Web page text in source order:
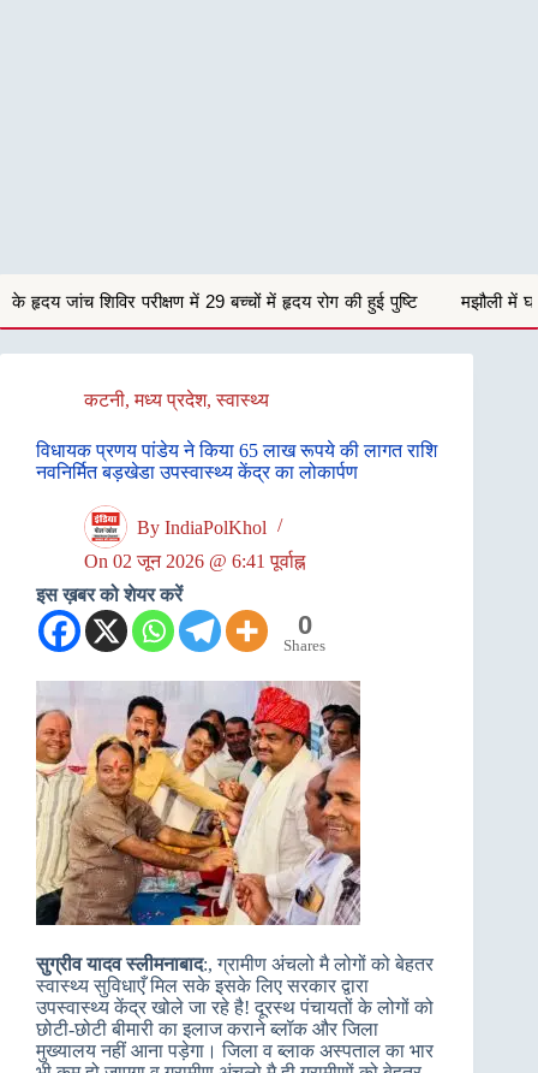
में 29 बच्चों में हृदय रोग की हुई पुष्टि मझौली में घर के सामने खड़ी बोलेरो
कटनी,मध्य प्रदेश,स्वास्थ्य
विधायक प्रणय पांडेय ने किया 65 लाख रूपये की लागत राशि
नवनिर्मित बड़खेडा उपस्वास्थ्य केंद्र का लोकार्पण
By IndiaPolKhol
On 02 जून 2026 @ 6:41 पूर्वाह्न
इस ख़बर को शेयर करें
0
Shares
सुग्रीव यादव स्लीमनाबाद:, ग्रामीण अंचलो मै लोगों को बेहतर
स्वास्थ्य सुविधाएँ मिल सके इसके लिए सरकार द्वारा
उपस्वास्थ्य केंद्र खोले जा रहे है! दूरस्थ पंचायतों के लोगों को
छोटी-छोटी बीमारी का इलाज कराने ब्लॉक और जिला
मुख्यालय नहीं आना पड़ेगा। जिला व ब्लाक अस्पताल का भार